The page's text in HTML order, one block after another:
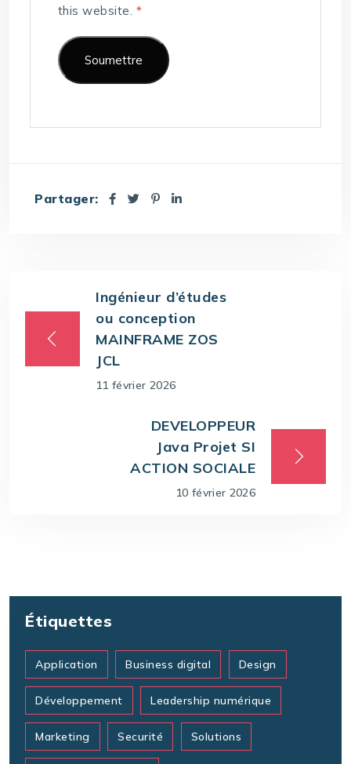
this website. *
Partager:
Ingénieur d’études
ou conception
MAINFRAME ZOS
JCL
11 février 2026
DEVELOPPEUR
Java Projet SI
ACTION SOCIALE
10 février 2026
Étiquettes
Application Business digital Design
Développement Leadership numérique
Marketing Securité Solutions